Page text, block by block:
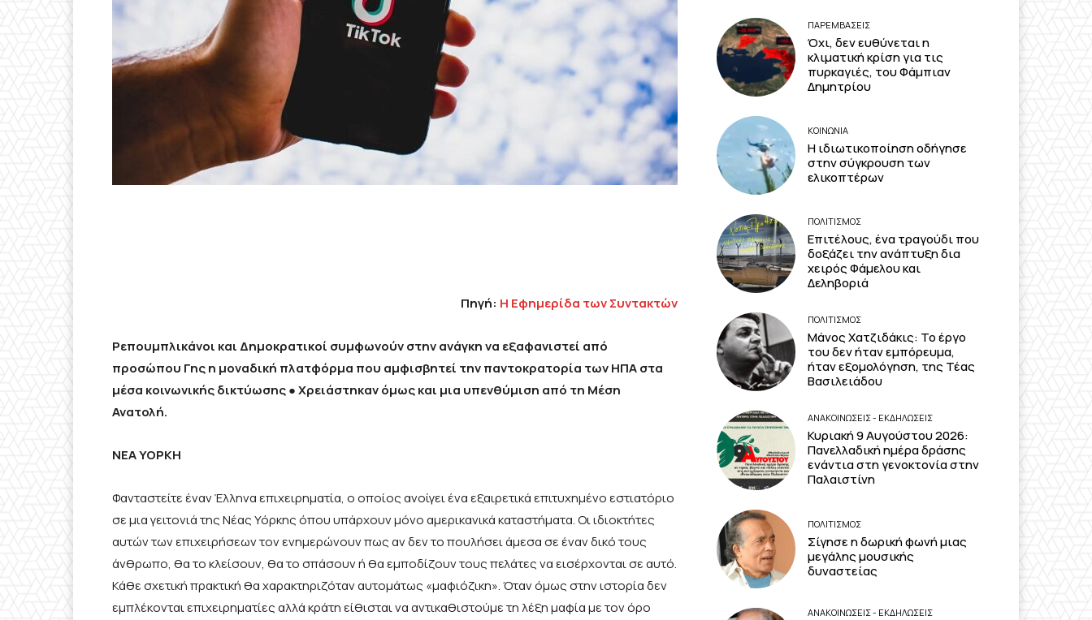
Πηγή: Η Εφημερίδα των Συντακτών
Ρεπουμπλικάνοι και Δημοκρατικοί συμφωνούν στην ανάγκη να εξαφανιστεί από
προσώπου Γης η μοναδική πλατφόρμα που αμφισβητεί την παντοκρατορία των ΗΠΑ στα
μέσα κοινωνικής δικτύωσης●Χρειάστηκαν όμως και μια υπενθύμιση από τη Μέση
Ανατολή.
ΝΕΑ ΥΟΡΚΗ
Φανταστείτε έναν Έλληνα επιχειρηματία, ο οποίος ανοίγει ένα εξαιρετικά επιτυχημένο εστιατόριο
σε μια γειτονιά της Νέας Υόρκης όπου υπάρχουν μόνο αμερικανικά καταστήματα. Οι ιδιοκτήτες
αυτών των επιχειρήσεων τον ενημερώνουν πως αν δεν το πουλήσει άμεσα σε έναν δικό τους
άνθρωπο, θα το κλείσουν, θα το σπάσουν ή θα εμποδίζουν τους πελάτες να εισέρχονται σε αυτό.
Κάθε σχετική πρακτική θα χαρακτηριζόταν αυτομάτως «μαφιόζικη». Όταν όμως στην ιστορία δεν
εμπλέκονται επιχειρηματίες αλλά κράτη είθισται να αντικαθιστούμε τη λέξη μαφία με τον όρο
ΠΑΡΕΜΒΑΣΕΙΣ
Όχι, δεν ευθύνεται η
κλιματική κρίση για τις
πυρκαγιές, του Φάμπιαν
Δημητρίου
ΚΟΙΝΩΝΙΑ
Η ιδιωτικοποίηση οδήγησε
στην σύγκρουση των
ελικοπτέρων
ΠΟΛΙΤΙΣΜΟΣ
Επιτέλους, ένα τραγούδι που
δοξάζει την ανάπτυξη δια
χειρός Φάμελου και
Δεληβοριά
ΠΟΛΙΤΙΣΜΟΣ
Μάνος Χατζιδάκις: Το έργο
του δεν ήταν εμπόρευμα,
ήταν εξομολόγηση, της Τέας
Βασιλειάδου
ΑΝΑΚΟΙΝΩΣΕΙΣ - ΕΚΔΗΛΩΣΕΙΣ
Κυριακή 9 Αυγούστου 2026:
Πανελλαδική ημέρα δράσης
ενάντια στη γενοκτονία στην
Παλαιστίνη
ΠΟΛΙΤΙΣΜΟΣ
Σίγησε η δωρική φωνή μιας
μεγάλης μουσικής
δυναστείας
ΑΝΑΚΟΙΝΩΣΕΙΣ - ΕΚΔΗΛΩΣΕΙΣ